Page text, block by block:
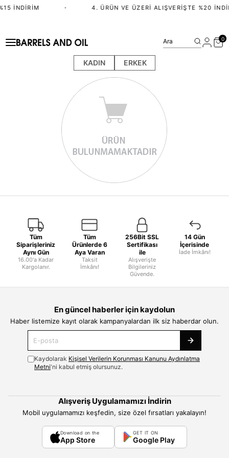
İNDIRIM • 4. ÜRÜN VE ÜZERI ALIŞVERIŞTE %20
KADIN ERKEK
Ara 0
Tüm
Siparişleriniz
Aynı Gün
16.00'a Kadar
Kargolanır.
Tüm
Ürünlerde 6
Aya Varan
Taksit
İmkânı!
256Bit SSL
Sertifikası
ile
Alışverişte
Bilgileriniz
Güvende.
14 Gün
İçerisinde
İade İmkânı!
En güncel haberler için kaydolun
Haber listemize kayıt olarak kampanyalardan ilk siz haberdar olun.
Kaydolarak Kişisel Verilerin Korunması Kanunu Aydınlatma
Metni'ni kabul etmiş olursunuz.
Alışveriş Uygulamamızı İndirin
Mobil uygulamamızı keşfedin, size özel fırsatları yakalayın!
Download on the
App Store
GET IT ON
Google Play